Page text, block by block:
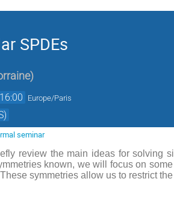
SPDEs
)
16:00 Europe/Paris
seminar
review the main ideas for solving
known, we will focus on
symmetries allow us to restrict